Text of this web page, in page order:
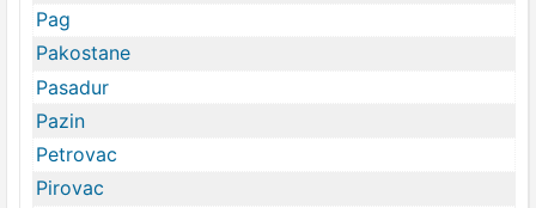
Pag
Pakostane
Pasadur
Pazin
Petrovac
Pirovac